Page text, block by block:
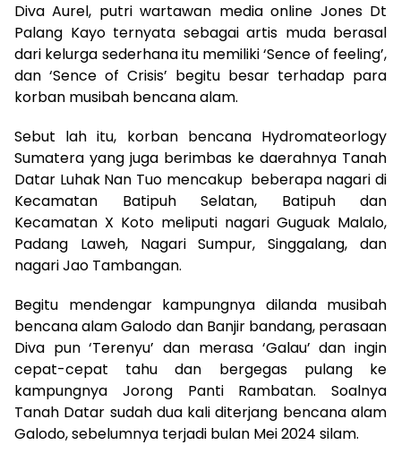
Diva Aurel, putri wartawan media online Jones Dt
Palang Kayo ternyata sebagai artis muda berasal
dari kelurga sederhana itu memiliki ‘Sence of feeling’,
dan ‘Sence of Crisis’ begitu besar terhadap para
korban musibah bencana alam.
Sebut lah itu, korban bencana Hydromateorlogy
Sumatera yang juga berimbas ke daerahnya Tanah
Datar Luhak Nan Tuo mencakup beberapa nagari di
Kecamatan Batipuh Selatan, Batipuh dan
Kecamatan X Koto meliputi nagari Guguak Malalo,
Padang Laweh, Nagari Sumpur, Singgalang, dan
nagari Jao Tambangan.
Begitu mendengar kampungnya dilanda musibah
bencana alam Galodo dan Banjir bandang, perasaan
Diva pun ‘Terenyu’ dan merasa ‘Galau’ dan ingin
cepat-cepat tahu dan bergegas pulang ke
kampungnya Jorong Panti Rambatan. Soalnya
Tanah Datar sudah dua kali diterjang bencana alam
Galodo, sebelumnya terjadi bulan Mei 2024 silam.